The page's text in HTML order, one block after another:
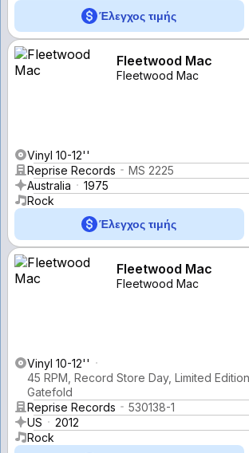
Έλεγχος τιμής
Fleetwood Mac
Fleetwood Mac
Vinyl 10-12''
Reprise Records
MS 2225
Australia
1975
Rock
Έλεγχος τιμής
Fleetwood Mac
Fleetwood Mac
Vinyl 10-12''
45 RPM, Record Store Day, Limited
Gatefold
Reprise Records
530138-1
US
2012
Rock